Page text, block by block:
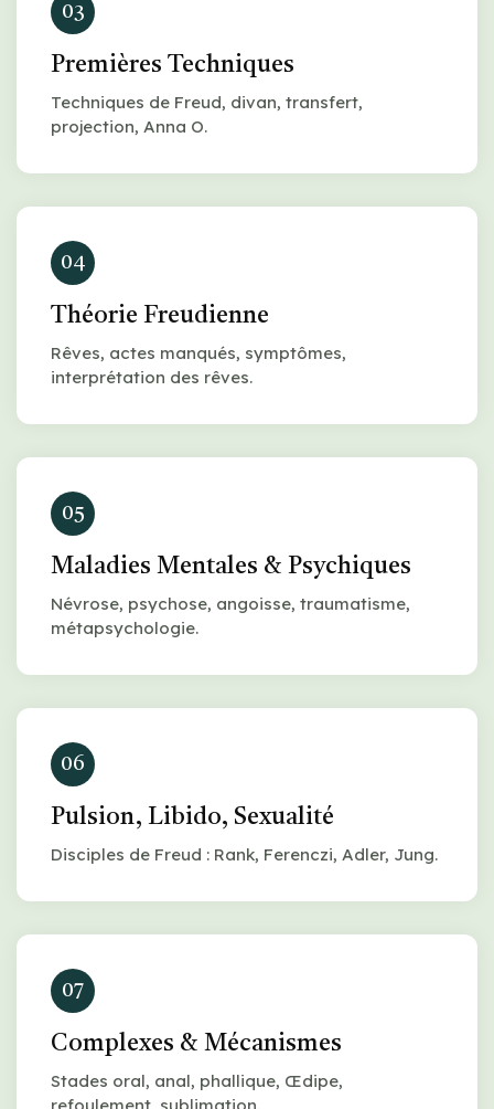
03
Premières Techniques
Techniques de Freud, divan, transfert,
projection, Anna O.
04
Théorie Freudienne
Rêves, actes manqués, symptômes,
interprétation des rêves.
05
Maladies Mentales & Psychiques
Névrose, psychose, angoisse, traumatisme,
métapsychologie.
06
Pulsion, Libido, Sexualité
Disciples de Freud : Rank, Ferenczi, Adler, Jung.
07
Complexes & Mécanismes
Stades oral, anal, phallique, Œdipe,